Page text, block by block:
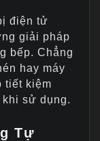
điện tử
giải pháp
bếp. Chẳng
hay máy
tiết kiệm
sử dụng.
Tự